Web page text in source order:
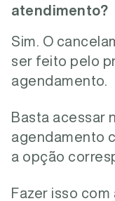
atendimento?
Sim. O
ser feito pelo
agendamento.
Basta acessar
agendamento
a opção
Fazer isso